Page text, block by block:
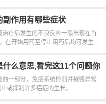
副作用有哪些症状
疗后发生的不良反应一般出现在首
在开始用药至停止用药后均可发生，
什么意思,看完这11个问题你
一部分，免疫系统检测并摧毁异常
或抑制许多癌症的生长。...